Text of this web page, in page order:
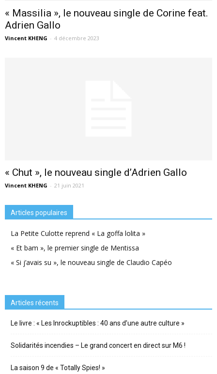
« Massilia », le nouveau single de Corine feat.
Adrien Gallo
Vincent KHENG - 4 décembre 2023
« Chut », le nouveau single d’Adrien Gallo
Vincent KHENG - 21 juin 2021
Articles populaires
La Petite Culotte reprend « La goffa lolita »
« Et bam », le premier single de Mentissa
« Si j’avais su », le nouveau single de Claudio Capéo
Articles récents
Le livre : « Les Inrockuptibles : 40 ans d’une autre culture »
Solidarités incendies – Le grand concert en direct sur M6 !
La saison 9 de « Totally Spies! »